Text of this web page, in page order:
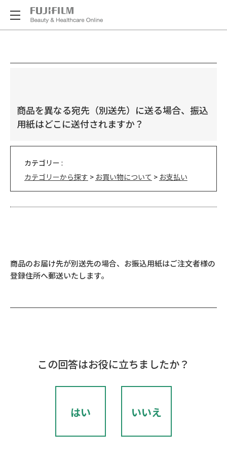
商品を異なる宛先（別送先）に送る場合、振込
用紙はどこに送付されますか？
カテゴリー :
カテゴリーから探す > お買い物について > お支払い
商品のお届け先が別送先の場合、お振込用紙はご注文者様の
登録住所へ郵送いたします。
この回答はお役に立ちましたか？
はい いいえ